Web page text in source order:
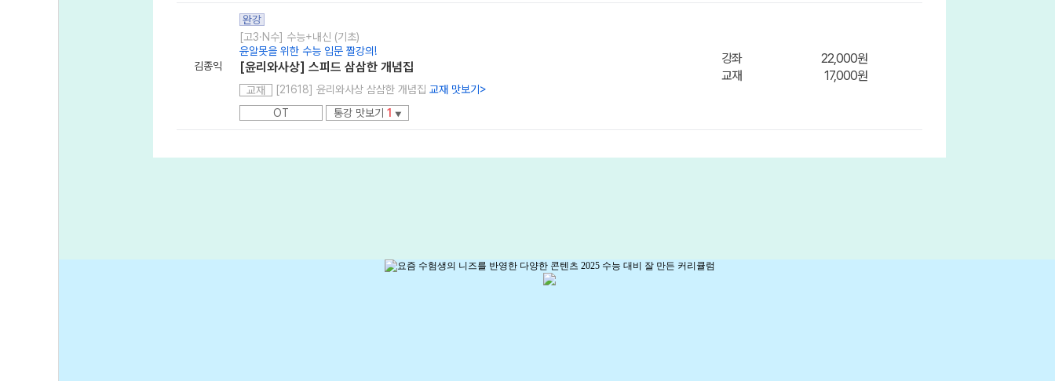
김종익
완강
[고3·N수] 수능+내신 (기초)
윤알못을 위한 수능 입문 짤강의!
[윤리와사상] 스피드 삼삼한 개념집
교재 [21618] 윤리와사상 삼삼한 개념집 교재 맛보기 >
OT
통강 맛보기 1 ▼
강좌
22,000원
교재
17,000원